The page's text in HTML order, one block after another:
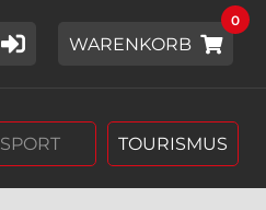
WARENKORB
0
SPORT TOURISMUS